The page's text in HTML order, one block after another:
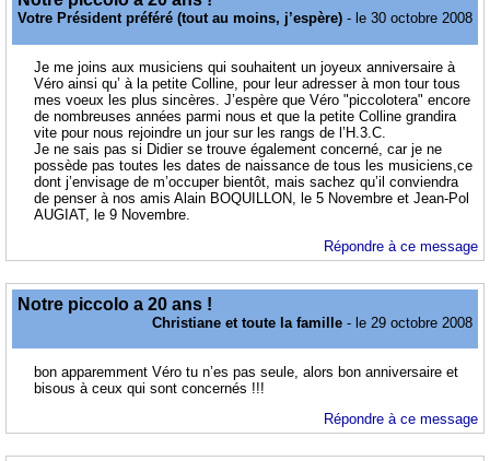
Votre Président préféré (tout au moins, j’espère) - le 30 octobre 2008
Je me joins aux musiciens qui souhaitent un joyeux anniversaire à
Véro ainsi qu’ à la petite Colline, pour leur adresser à mon tour tous
mes voeux les plus sincères. J’espère que Véro "piccolotera" encore
de nombreuses années parmi nous et que la petite Colline grandira
vite pour nous rejoindre un jour sur les rangs de l’H.3.C.
Je ne sais pas si Didier se trouve également concerné, car je ne
possède pas toutes les dates de naissance de tous les musiciens,ce
dont j’envisage de m’occuper bientôt, mais sachez qu’il conviendra
de penser à nos amis Alain BOQUILLON, le 5 Novembre et Jean-Pol
AUGIAT, le 9 Novembre.
Répondre à ce message
Notre piccolo a 20 ans !
Christiane et toute la famille - le 29 octobre 2008
bon apparemment Véro tu n’es pas seule, alors bon anniversaire et
bisous à ceux qui sont concernés !!!
Répondre à ce message